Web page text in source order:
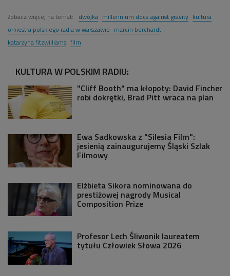
Zobacz więcej na temat: dwójka millennium docs against gravity kultura
orkiestra polskiego radia w warszawie marcin borchardt
katarzyna fitzwilliams film
KULTURA W POLSKIM RADIU:
"Cliff Booth" ma kłopoty: David Fincher
robi dokrętki, Brad Pitt wraca na plan
Ewa Sadkowska z "Silesia Film":
jesienią zainaugurujemy Śląski Szlak
Filmowy
Elżbieta Sikora nominowana do
prestiżowej nagrody Musical
Composition Prize
Profesor Lech Śliwonik laureatem
tytułu Człowiek Słowa 2026